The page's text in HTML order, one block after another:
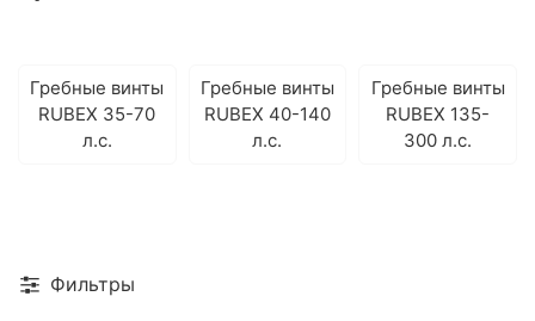
Гребные винты
RUBEX 35-70
л.с.
Гребные винты
RUBEX 40-140
л.с.
Гребные винты
RUBEX 135-
300 л.с.
Фильтры